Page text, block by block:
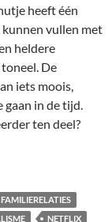
heeft één
vullen met
heldere
De
iets moois,
gaan in de tijd.
ten deel?
(The Son of a
FAMILIERELATIES
NETFLIX